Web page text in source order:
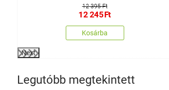
12 395 Ft
12 245Ft
Kosárba
Next
Legutóbb megtekintett